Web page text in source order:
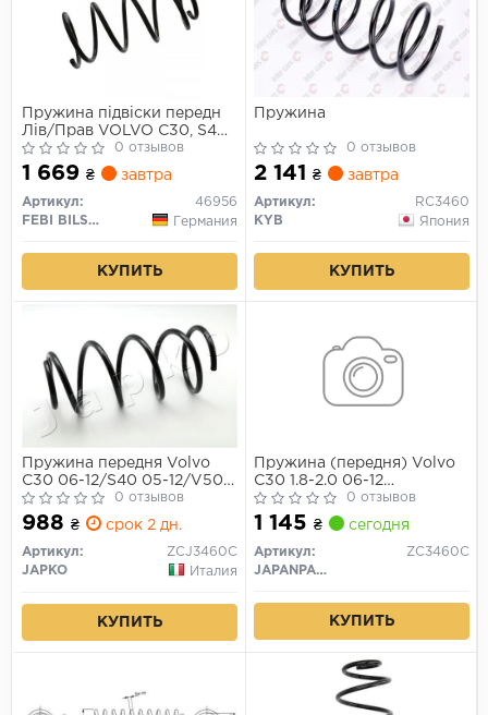
Пружина підвіски передн
Лів/Прав VOLVO C30, S40
II, V50 1.6-2.0ALK 04.04-
12.12
0 отзывов
1 669 ₴ завтра
Артикул:
46956
FEBI BILSTEIN
Германия
КУПИТЬ
Пружина
0 отзывов
2 141 ₴ завтра
Артикул:
RC3460
KYB
Япония
КУПИТЬ
Пружина передня Volvo
C30 06-12/S40 05-12/V50
05-12
0 отзывов
988 ₴ срок 2 дн.
Артикул:
ZCJ3460C
JAPKO
Италия
КУПИТЬ
Пружина (передня) Volvo
C30 1.8-2.0 06-12
(хетчб)/S40/V50 1.6-2.0
06-12 (седан/унив)(без
спорт.х.ч)
0 отзывов
1 145 ₴ сегодня
Артикул:
ZC3460C
JAPANPARTS
КУПИТЬ